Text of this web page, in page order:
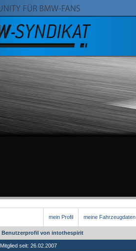
mein Profil meine Fahrzeugdaten
Benutzerprofil von intothespirit
Mitglied seit: 26.02.2007